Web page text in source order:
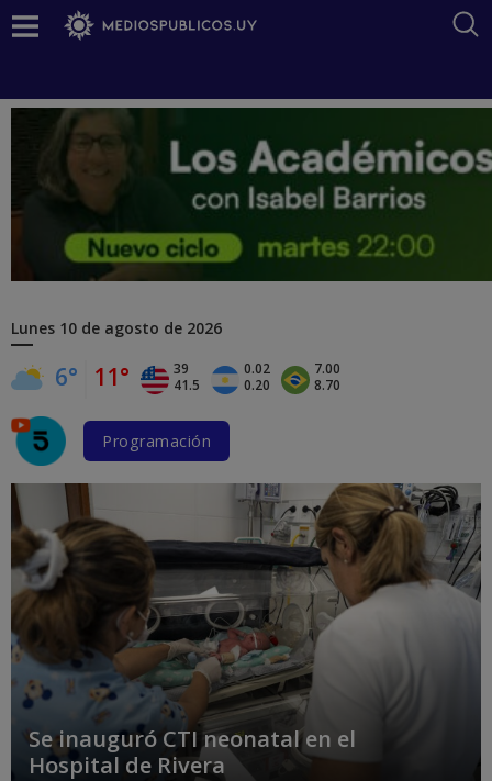
Lunes 10 de agosto de 2026
6° 11°
39
41.5
0.02
0.20
7.00
8.70
Programación
Se inauguró CTI neonatal en el
Hospital de Rivera